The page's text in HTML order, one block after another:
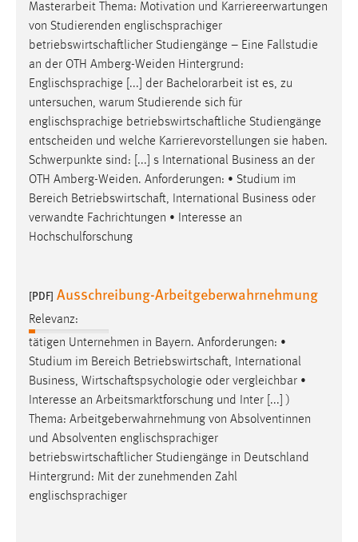
Masterarbeit Thema: Motivation und Karriereerwartungen
von Studierenden englischsprachiger
betriebswirtschaftlicher Studiengänge – Eine Fallstudie
an der OTH Amberg-Weiden Hintergrund:
Englischsprachige [...] der Bachelorarbeit ist es, zu
untersuchen, warum Studierende sich für
englischsprachige betriebswirtschaftliche Studiengänge
entscheiden und welche Karrierevorstellungen sie haben.
Schwerpunkte sind: [...] s International Business an der
OTH Amberg-Weiden. Anforderungen: • Studium im
Bereich Betriebswirtschaft, International Business oder
verwandte Fachrichtungen • Interesse an
Hochschulforschung
[PDF] Ausschreibung-Arbeitgeberwahrnehmung
Relevanz:
tätigen Unternehmen in Bayern. Anforderungen: •
Studium im Bereich Betriebswirtschaft, International
Business, Wirtschaftspsychologie oder vergleichbar •
Interesse an Arbeitsmarktforschung und Inter [...] )
Thema: Arbeitgeberwahrnehmung von Absolventinnen
und Absolventen englischsprachiger
betriebswirtschaftlicher Studiengänge in Deutschland
Hintergrund: Mit der zunehmenden Zahl
englischsprachiger